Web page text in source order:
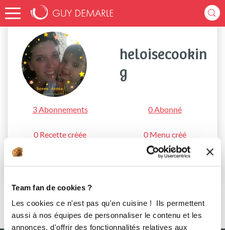
Team fan de cookies ?
Les cookies ce n'est pas qu'en cuisine ! Ils permettent
aussi à nos équipes de personnaliser le contenu et les
annonces, d'offrir des fonctionnalités relatives aux
Accueil heloisecooking
heloisecookin
g
3 Abonnements 0 Abonné
0 Recette créée 0 Menu créé